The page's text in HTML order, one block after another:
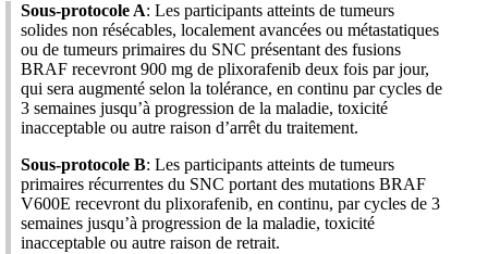
Sous-protocole A: Les participants atteints de tumeurs
solides non résécables, localement avancées ou métastatiques
ou de tumeurs primaires du SNC présentant des fusions
BRAF recevront 900 mg de plixorafenib deux fois par jour,
qui sera augmenté selon la tolérance, en continu par cycles de
3 semaines jusqu’à progression de la maladie, toxicité
inacceptable ou autre raison d’arrêt du traitement.
Sous-protocole B: Les participants atteints de tumeurs
primaires récurrentes du SNC portant des mutations BRAF
V600E recevront du plixorafenib, en continu, par cycles de 3
semaines jusqu’à progression de la maladie, toxicité
inacceptable ou autre raison de retrait.